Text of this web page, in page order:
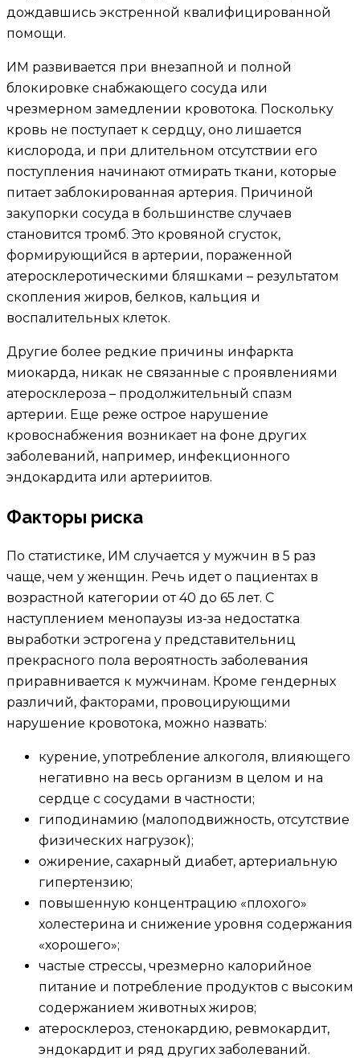
дождавшись экстренной квалифицированной
помощи.
ИМ развивается при внезапной и полной
блокировке снабжающего сосуда или
чрезмерном замедлении кровотока. Поскольку
кровь не поступает к сердцу, оно лишается
кислорода, и при длительном отсутствии его
поступления начинают отмирать ткани, которые
питает заблокированная артерия. Причиной
закупорки сосуда в большинстве случаев
становится тромб. Это кровяной сгусток,
формирующийся в артерии, пораженной
атеросклеротическими бляшками – результатом
скопления жиров, белков, кальция и
воспалительных клеток.
Другие более редкие причины инфаркта
миокарда, никак не связанные с проявлениями
атеросклероза – продолжительный спазм
артерии. Еще реже острое нарушение
кровоснабжения возникает на фоне других
заболеваний, например, инфекционного
эндокардита или артериитов.
Факторы риска
По статистике, ИМ случается у мужчин в 5 раз
чаще, чем у женщин. Речь идет о пациентах в
возрастной категории от 40 до 65 лет. С
наступлением менопаузы из-за недостатка
выработки эстрогена у представительниц
прекрасного пола вероятность заболевания
приравнивается к мужчинам. Кроме гендерных
различий, факторами, провоцирующими
нарушение кровотока, можно назвать:
курение, употребление алкоголя, влияющего
негативно на весь организм в целом и на
сердце с сосудами в частности;
гиподинамию (малоподвижность, отсутствие
физических нагрузок);
ожирение, сахарный диабет, артериальную
гипертензию;
повышенную концентрацию «плохого»
холестерина и снижение уровня содержания
«хорошего»;
частые стрессы, чрезмерно калорийное
питание и потребление продуктов с высоким
содержанием животных жиров;
атеросклероз, стенокардию, ревмокардит,
эндокардит и ряд других заболеваний.